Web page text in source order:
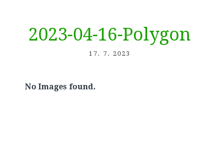
2023-04-16-Polygon
17. 7. 2023
No Images found.